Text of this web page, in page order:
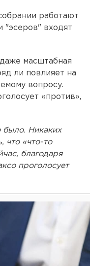
работают
"эсеров" входят
масштабная
ли повлияет на
вопросу.
«против»,
было. Никаких
что «что-то
благодаря
проголосует